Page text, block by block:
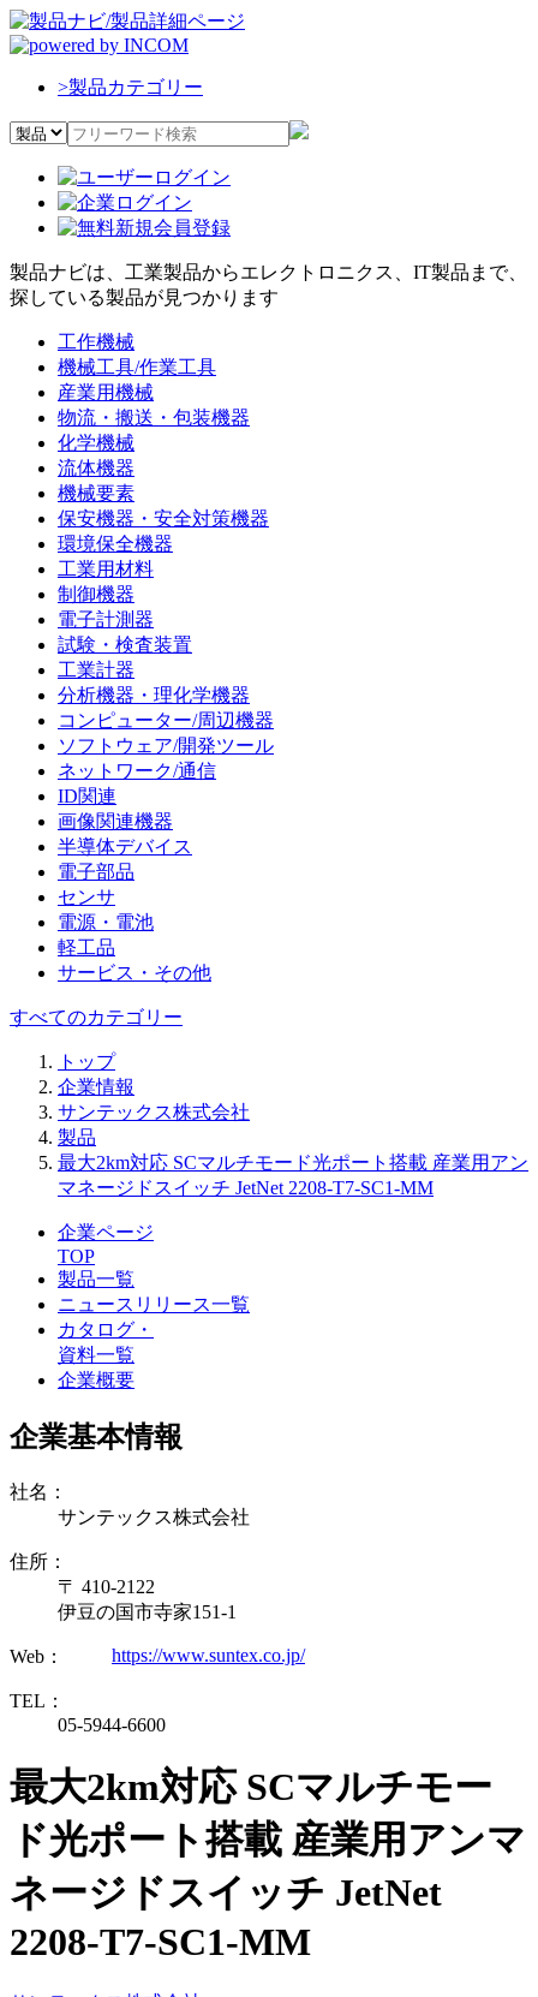
>製品カテゴリー
製品ナビは、工業製品からエレクトロニクス、IT製品まで、
探している製品が見つかります
工作機械
機械工具/作業工具
産業用機械
物流・搬送・包装機器
化学機械
流体機器
機械要素
保安機器・安全対策機器
環境保全機器
工業用材料
制御機器
電子計測器
試験・検査装置
工業計器
分析機器・理化学機器
コンピューター/周辺機器
ソフトウェア/開発ツール
ネットワーク/通信
ID関連
画像関連機器
半導体デバイス
電子部品
センサ
電源・電池
軽工品
サービス・その他
すべてのカテゴリー
トップ
企業情報
サンテックス株式会社
製品
最大2km対応 SCマルチモード光ポート搭載 産業用アン
マネージドスイッチ JetNet 2208-T7-SC1-MM
企業ページ
TOP
製品一覧
ニュースリリース一覧
カタログ・
資料一覧
企業概要
企業基本情報
社名：
サンテックス株式会社
住所：
〒 410-2122
伊豆の国市寺家151-1
Web： https://www.suntex.co.jp/
TEL：
05-5944-6600
最大2km対応 SCマルチモー
ド光ポート搭載 産業用アンマ
ネージドスイッチ JetNet
2208-T7-SC1-MM